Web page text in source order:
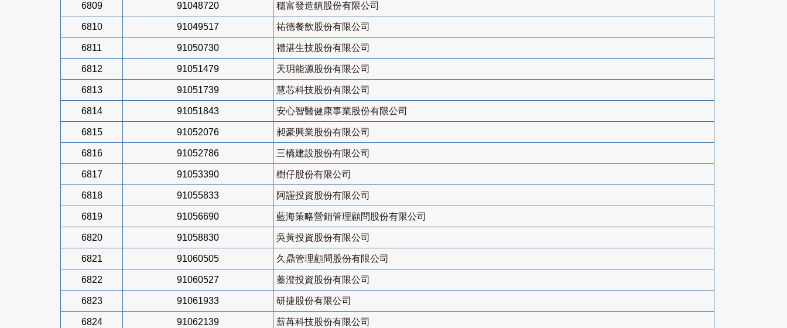
6809 91048720 穩富發造鎮股份有限公司
6810 91049517 祐德餐飲股份有限公司
6811 91050730 禮湛生技股份有限公司
6812 91051479 天玥能源股份有限公司
6813 91051739 慧芯科技股份有限公司
6814 91051843 安心智醫健康事業股份有限公司
6815 91052076 昶豪興業股份有限公司
6816 91052786 三橋建設股份有限公司
6817 91053390 樹仔股份有限公司
6818 91055833 阿謹投資股份有限公司
6819 91056690 藍海策略營銷管理顧問股份有限公司
6820 91058830 吳黃投資股份有限公司
6821 91060505 久鼎管理顧問股份有限公司
6822 91060527 蓁澄投資股份有限公司
6823 91061933 研捷股份有限公司
6824 91062139 薪苒科技股份有限公司